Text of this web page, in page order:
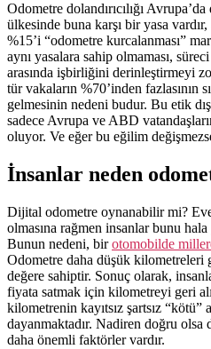
Odometre dolandırıcılığı
ülkesinde buna karşı bir yasa
%15’i “odometre kurcalanması”
aynı yasalara sahip olmaması,
arasında işbirliğini derinleştirmeyi
tür vakaların %70’inden fazlasının
gelmesinin nedeni budur. Bu etik
sadece Avrupa ve ABD
oluyor. Ve eğer bu eğilim
İnsanlar neden
Dijital odometre oynanabilir mi?
olmasına rağmen insanlar bunu
Bunun nedeni, birotomobilde
Odometre daha düşük kilometreleri
değere sahiptir. Sonuç olarak,
fiyata satmak için kilometreyi geri
kilometrenin kayıtsız şartsız “kötü”
dayanmaktadır. Nadiren doğru
daha önemli faktörler vardır.